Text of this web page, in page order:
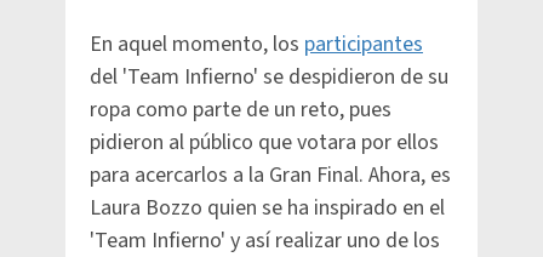
En aquel momento, los participantes
del 'Team Infierno' se despidieron de su
ropa como parte de un reto, pues
pidieron al público que votara por ellos
para acercarlos a la Gran Final. Ahora, es
Laura Bozzo quien se ha inspirado en el
'Team Infierno' y así realizar uno de los